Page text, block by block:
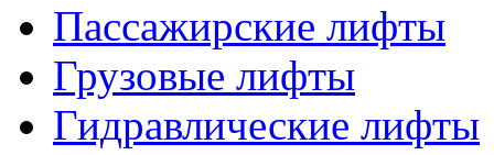
Пассажирские лифты
Грузовые лифты
Гидравлические лифты